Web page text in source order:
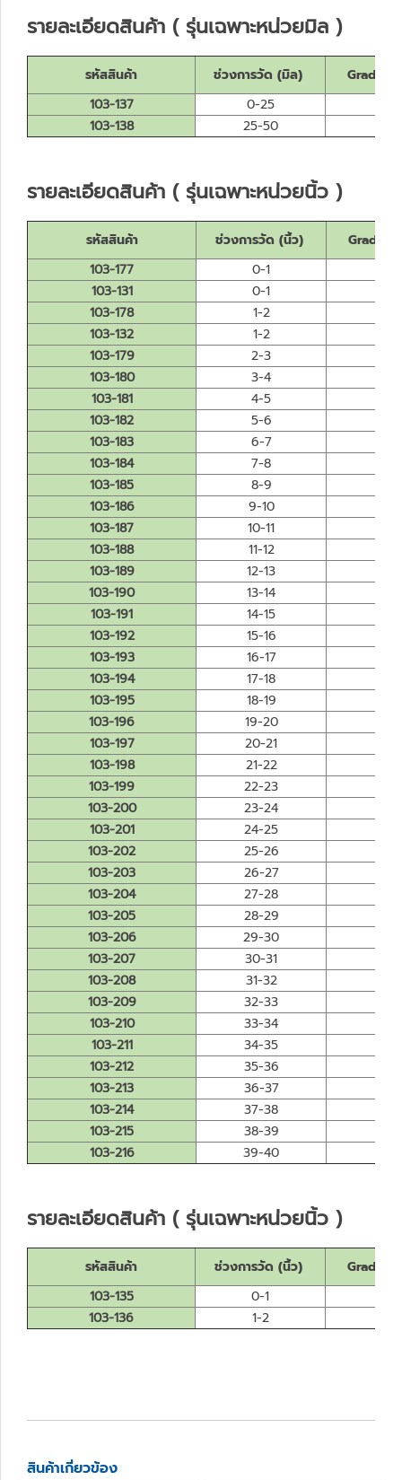
รายละเอียดสินค้า ( รุ่นเฉพาะหน่วยมิล )
รหัสสินค้า ช่วงการวัด (มิล)
103-137
0-25
103-138
25-50
รายละเอียดสินค้า ( รุ่นเฉพาะหน่วยนิ้ว )
รหัสสินค้า ช่วงการวัด (นิ้ว)
103-177
0-1
103-131
0-1
103-178
1-2
103-132
1-2
103-179
2-3
103-180
3-4
103-181
4-5
103-182
5-6
103-183
6-7
103-184
7-8
103-185
8-9
103-186
9-10
103-187
10-11
103-188
11-12
103-189
12-13
103-190
13-14
103-191
14-15
103-192
15-16
103-193
16-17
103-194
17-18
103-195
18-19
103-196
19-20
103-197
20-21
103-198
21-22
103-199
22-23
103-200
23-24
103-201
24-25
103-202
25-26
103-203
26-27
103-204
27-28
103-205
28-29
103-206
29-30
103-207
30-31
103-208
31-32
103-209
32-33
103-210
33-34
103-211
34-35
103-212
35-36
103-213
36-37
103-214
37-38
103-215
38-39
103-216
39-40
รายละเอียดสินค้า ( รุ่นเฉพาะหน่วยนิ้ว )
รหัสสินค้า ช่วงการวัด (นิ้ว)
103-135
0-1
103-136
1-2
สินค้าเกี่ยวข้อง